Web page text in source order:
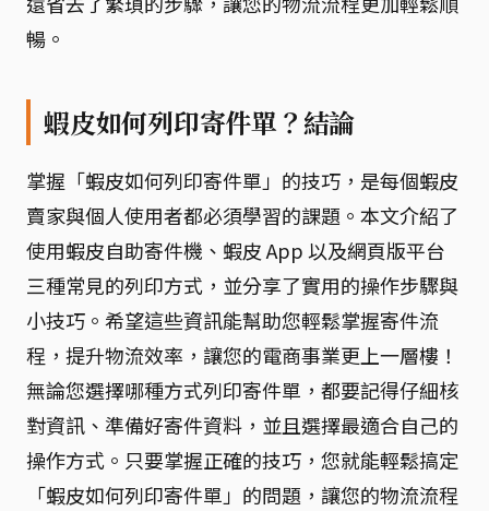
暢。
蝦皮如何列印寄件單？結論
掌握「蝦皮如何列印寄件單」的技巧，是每個蝦皮
賣家與個人使用者都必須學習的課題。本文介紹了
使用蝦皮自助寄件機、蝦皮 App 以及網頁版平台
三種常見的列印方式，並分享了實用的操作步驟與
小技巧。希望這些資訊能幫助您輕鬆掌握寄件流
程，提升物流效率，讓您的電商事業更上一層樓！
無論您選擇哪種方式列印寄件單，都要記得仔細核
對資訊、準備好寄件資料，並且選擇最適合自己的
操作方式。只要掌握正確的技巧，您就能輕鬆搞定
「蝦皮如何列印寄件單」的問題，讓您的物流流程